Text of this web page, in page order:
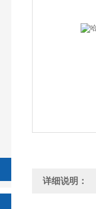
详细说明：